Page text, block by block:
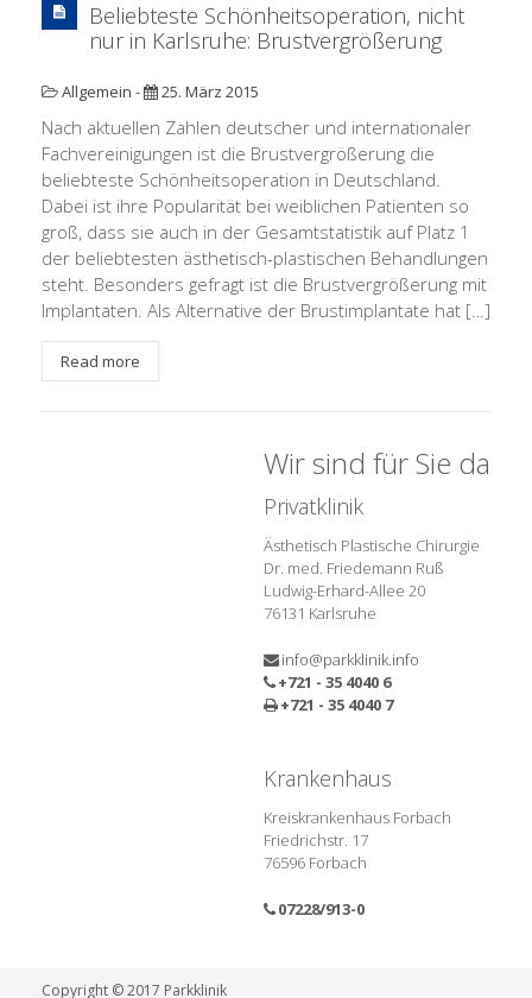
Beliebteste Schönheitsoperation, nicht
nur in Karlsruhe: Brustvergrößerung
Allgemein - 25. März 2015
Nach aktuellen Zahlen deutscher und internationaler
Fachvereinigungen ist die Brustvergrößerung die
beliebteste Schönheitsoperation in Deutschland.
Dabei ist ihre Popularität bei weiblichen Patienten so
groß, dass sie auch in der Gesamtstatistik auf Platz 1
der beliebtesten ästhetisch-plastischen Behandlungen
steht. Besonders gefragt ist die Brustvergrößerung mit
Implantaten. Als Alternative der Brustimplantate hat […]
Read more
Wir sind für Sie da
Privatklinik
Ästhetisch Plastische Chirurgie
Dr. med. Friedemann Ruß
Ludwig-Erhard-Allee 20
76131 Karlsruhe
info@parkklinik.info
+721 - 35 4040 6
+721 - 35 4040 7
Krankenhaus
Kreiskrankenhaus Forbach
Friedrichstr. 17
76596 Forbach
07228/913-0
Copyright © 2017 Parkklinik